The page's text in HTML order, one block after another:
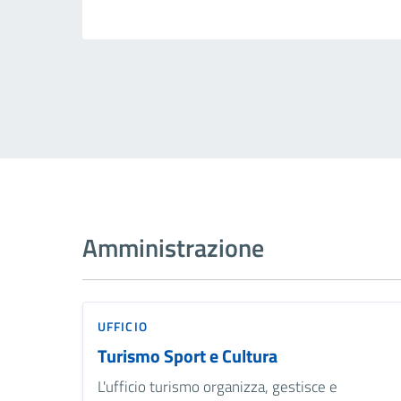
Amministrazione
UFFICIO
Turismo Sport e Cultura
L'ufficio turismo organizza, gestisce e